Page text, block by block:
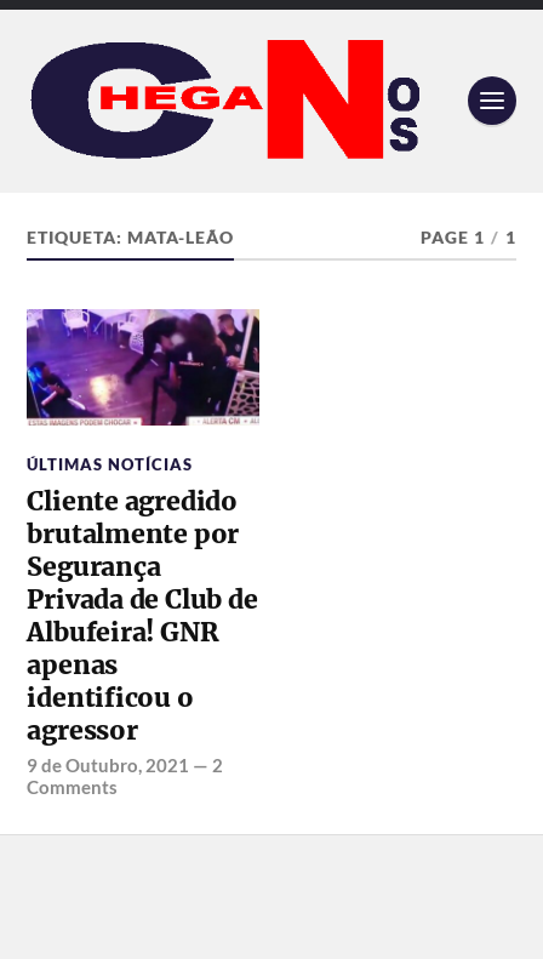
ETIQUETA:MATA-LEÃO PAGE 1 / 1
ÚLTIMAS NOTÍCIAS
Cliente agredido
brutalmente por
Segurança
Privada de Club de
Albufeira! GNR
apenas
identificou o
agressor
9 de Outubro, 2021 — 2
Comments